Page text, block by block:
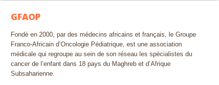
GFAOP
Fondé en 2000, par des médecins africains et français, le Groupe
Franco-Africain d’Oncologie Pédiatrique, est une association
médicale qui regroupe au sein de son réseau les spécialistes du
cancer de l’enfant dans 18 pays du Maghreb et d’Afrique
Subsaharienne.